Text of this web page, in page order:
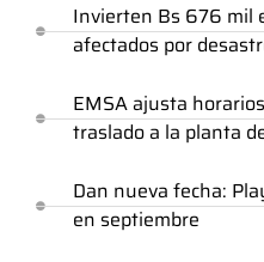
Invierten Bs 676 mil
afectados por
EMSA ajusta
traslado a la planta
Dan nueva fecha:
en septiembre